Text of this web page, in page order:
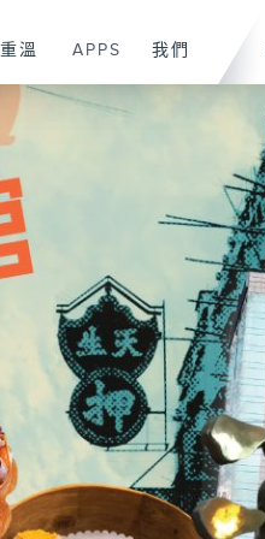
重溫 APPS 我們